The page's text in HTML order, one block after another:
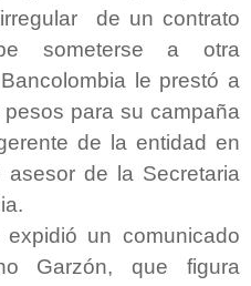
de un contrato
someterse a otra
le prestó a
para su campaña
de la entidad en
asesor de la Secretaria
un comunicado
Garzón, que figura